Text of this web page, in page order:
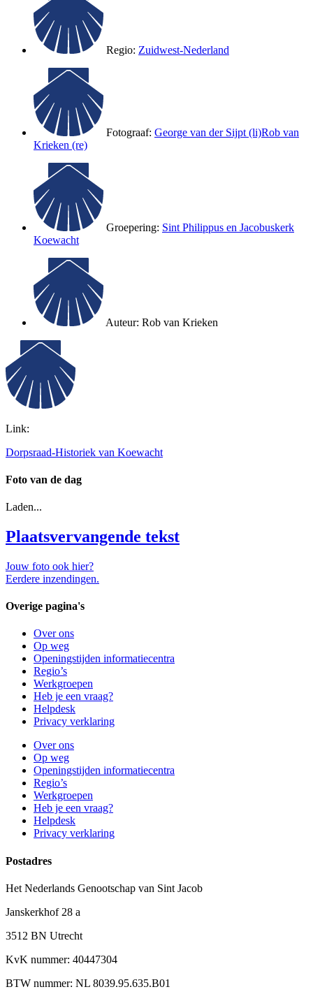
Regio: Zuidwest-Nederland
Fotograaf: George van der Sijpt (li)Rob van
Krieken (re)
Groepering: Sint Philippus en Jacobuskerk
Koewacht
Auteur: Rob van Krieken
Link:
Dorpsraad-Historiek van Koewacht
Foto van de dag
Laden...
Plaatsvervangende tekst
Jouw foto ook hier?
Eerdere inzendingen.
Overige pagina's
Over ons
Op weg
Openingstijden informatiecentra
Regio’s
Werkgroepen
Heb je een vraag?
Helpdesk
Privacy verklaring
Over ons
Op weg
Openingstijden informatiecentra
Regio’s
Werkgroepen
Heb je een vraag?
Helpdesk
Privacy verklaring
Postadres
Het Nederlands Genootschap van Sint Jacob
Janskerkhof 28 a
3512 BN Utrecht
KvK nummer: 40447304
BTW nummer: NL 8039.95.635.B01